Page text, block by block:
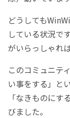
どうしても
している状況で
がいらっしゃれ
このコミュニテ
い事をする」と
「なきものに
びました。